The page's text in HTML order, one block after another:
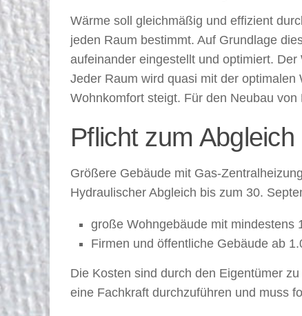
Wärme soll gleichmäßig und effizient
jeden Raum bestimmt. Auf Grundlage
aufeinander eingestellt und optimiert.
Jeder Raum wird quasi mit der
Wohnkomfort steigt. Für den Neubau
Pflicht zum Abgleich
Größere Gebäude mit Gas-
Hydraulischer Abgleich bis zum 30.
große Wohngebäude mit mindestens
Firmen und öffentliche Gebäude ab
Die Kosten sind durch den Eigentümer
eine Fachkraft durchzuführen und muss